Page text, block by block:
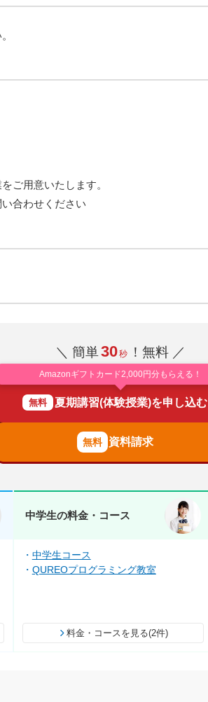
ご用意いたします。
合わせください
＼ 簡単30秒 ！無料 ／
Amazonギフトカード2,000円分もらえる！
無料 夏期講習(体験授業)を申し込む
資料請求
中学生の料金・コース
中学生コース
QUREOプログラミング教室
料金・コースを見る(2件)